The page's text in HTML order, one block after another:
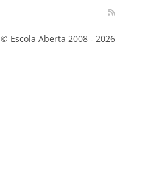
© Escola Aberta 2008 - 2026